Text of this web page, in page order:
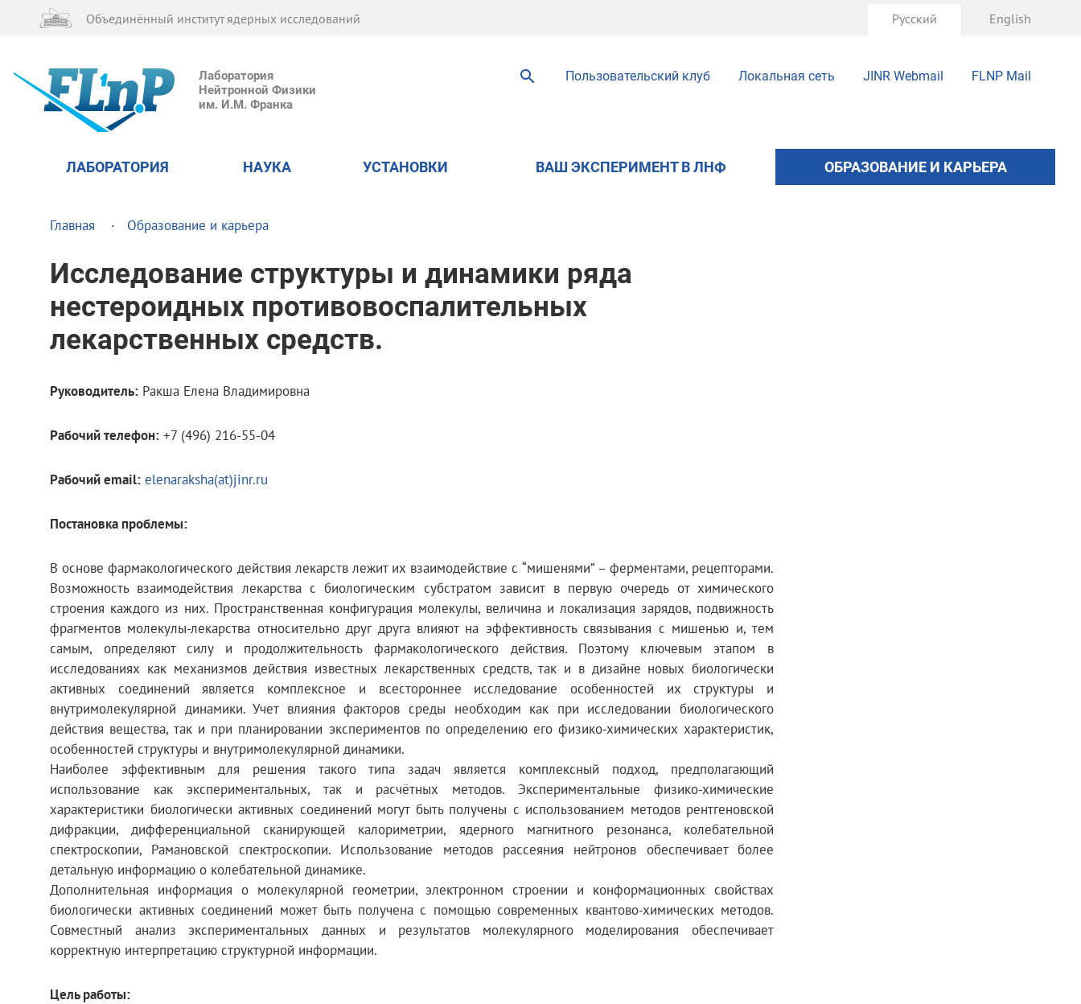
Лаборатория
Нейтронной Физики
им. И.М. Франка
Пользовательский клуб Локальная сеть JINR Webmail FLNP Mail
Объединённый институт ядерных исследований Русский English
ЛАБОРАТОРИЯ НАУКА УСТАНОВКИ ВАШ ЭКСПЕРИМЕНТ В ЛНФ ОБРАЗОВАНИЕ И КАРЬЕРА
Главная Образование и карьера
Исследование структуры и динамики ряда
нестероидных противовоспалительных
лекарственных средств.
Руководитель: Ракша Елена Владимировна
Рабочий телефон: +7 (496) 216-55-04
Рабочий email: elenaraksha(at)jinr.ru
Постановка проблемы:
В основе фармакологического действия лекарств лежит их взаимодействие с “мишенями” – ферментами, рецепторами.
Возможность взаимодействия лекарства с биологическим субстратом зависит в первую очередь от химического
строения каждого из них. Пространственная конфигурация молекулы, величина и локализация зарядов, подвижность
фрагментов молекулы-лекарства относительно друг друга влияют на эффективность связывания с мишенью и, тем
самым, определяют силу и продолжительность фармакологического действия. Поэтому ключевым этапом в
исследованиях как механизмов действия известных лекарственных средств, так и в дизайне новых биологически
активных соединений является комплексное и всестороннее исследование особенностей их структуры и
внутримолекулярной динамики. Учет влияния факторов среды необходим как при исследовании биологического
действия вещества, так и при планировании экспериментов по определению его физико-химических характеристик,
особенностей структуры и внутримолекулярной динамики.
Наиболее эффективным для решения такого типа задач является комплексный подход, предполагающий
использование как экспериментальных, так и расчётных методов. Экспериментальные физико-химические
характеристики биологически активных соединений могут быть получены с использованием методов рентгеновской
дифракции, дифференциальной сканирующей калориметрии, ядерного магнитного резонанса, колебательной
спектроскопии, Рамановской спектроскопии. Использование методов рассеяния нейтронов обеспечивает более
детальную информацию о колебательной динамике.
Дополнительная информация о молекулярной геометрии, электронном строении и конформационных свойствах
биологически активных соединений может быть получена с помощью современных квантово-химических методов.
Совместный анализ экспериментальных данных и результатов молекулярного моделирования обеспечивает
корректную интерпретацию структурной информации.
Цель работы: